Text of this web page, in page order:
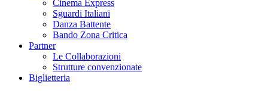
Cinema Express
Sguardi Italiani
Danza Battente
Bando Zona Critica
Partner
Le Collaborazioni
Strutture convenzionate
Biglietteria